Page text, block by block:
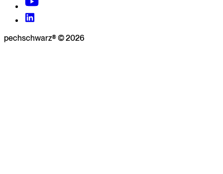
pechschwarz® © 2026